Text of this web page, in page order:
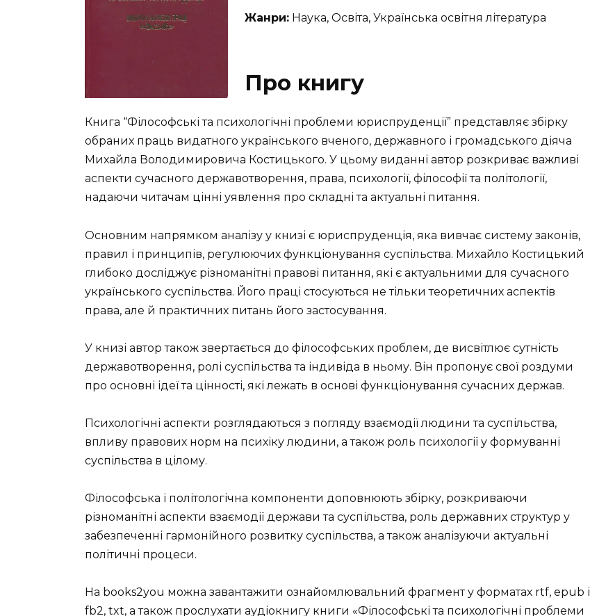
Жанри: Наука, Освіта, Українська освітня література
Про книгу
Книга “Філософські та психологічні проблеми юриспруденції” представляє збірку
обраних праць видатного українського вченого, державного і громадського діяча
Михайла Володимировича Костицького. У цьому виданні автор розкриває важливі
аспекти сучасного державотворення, права, психології, філософії та політології,
надаючи читачам цінні уявлення про складні та актуальні питання.
Основним напрямком аналізу у книзі є юриспруденція, яка вивчає систему законів,
правил і принципів, регулюючих функціонування суспільства. Михайло Костицький
глибоко досліджує різноманітні правові питання, які є актуальними для сучасного
українського суспільства. Його праці стосуються не тільки теоретичних аспектів
права, але й практичних питань його застосування.
У книзі автор також звертається до філософських проблем, де висвітлює сутність
державотворення, ролі суспільства та індивіда в ньому. Він пропонує свої роздуми
про основні ідеї та цінності, які лежать в основі функціонування сучасних держав.
Психологічні аспекти розглядаються з погляду взаємодії людини та суспільства,
впливу правових норм на психіку людини, а також роль психології у формуванні
суспільства в цілому.
Філософська і політологічна компоненти доповнюють збірку, розкриваючи
різноманітні аспекти взаємодії держави та суспільства, роль державних структур у
забезпеченні гармонійного розвитку суспільства, а також аналізуючи актуальні
політичні процеси.
На books2you можна завантажити ознайомлювальний фрагмент у форматах rtf, epub і
fb2, txt, а також прослухати аудіокнигу книги «Філософські та психологічні проблеми